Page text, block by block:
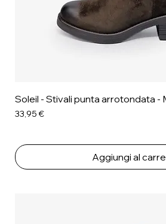
Soleil - Stivali punta arrotondata -
Prezzo
33,95 €
Aggiungi al